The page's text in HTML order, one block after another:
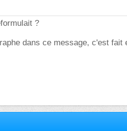
?
dans ce message, c'est fait